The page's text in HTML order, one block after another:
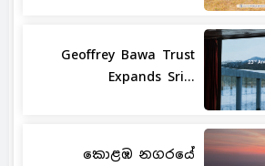
Geoffrey Bawa Trust
Expands Sri...
කොළඹ නගරයේ